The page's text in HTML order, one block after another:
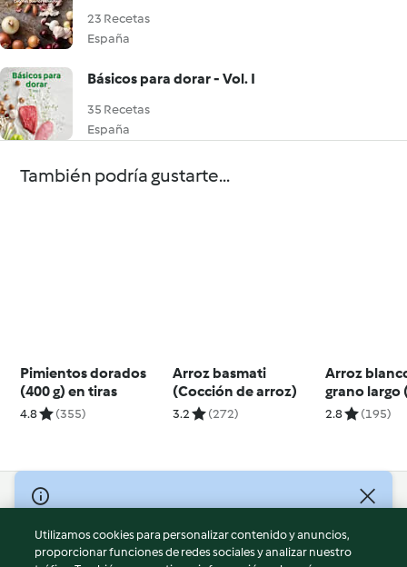
23 Recetas
España
Básicos para dorar - Vol. I
35 Recetas
España
También podría gustarte...
Pimientos dorados
(400 g) en tiras
4.8 (355)
Arroz basmati
(Cocción de arroz)
3.2 (272)
Arroz
grano largo
de arroz)
2.8 (195)
© Copyright 2026
Términos de uso
Política de privacidad
Utilizamos cookies para personalizar contenido y anuncios,
proporcionar funciones de redes sociales y analizar nuestro